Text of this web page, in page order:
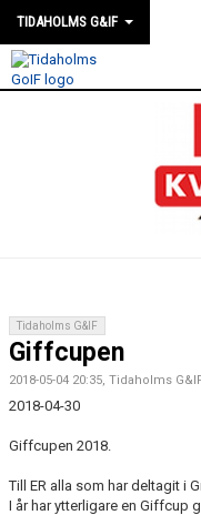
TIDAHOLMS G&IF
FÖRENINGEN
SOUVENIRER
GAMLA GIFFS
MATCHER
Tidaholms G&IF
Giffcupen
2018-05-04 20:35, Tidaholms
2018-04-30
Giffcupen 2018.
Till ER alla som har deltagit i
I år har ytterligare en Giffcup